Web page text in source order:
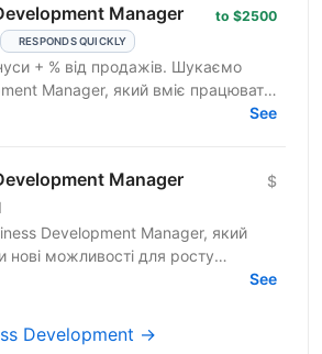
Manager
RESPONDS QUICKLY
to $2500
% від продажів. Шукаємо
Manager, який вміє працювати
бізнес-завдань. Ми
See
Manager $
Development Manager, який
нові можливості для росту
партнерів і клієнтів, вести повний
See
Development →